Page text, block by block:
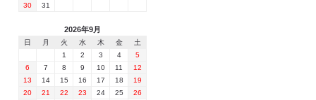
30
31
2026年9月
日 月 火 水 木 金
土
1
2 3 4
5
6
7 8 9 10 11
12
13
14 15 16 17 18
19
20
21 22 23 24 25
26